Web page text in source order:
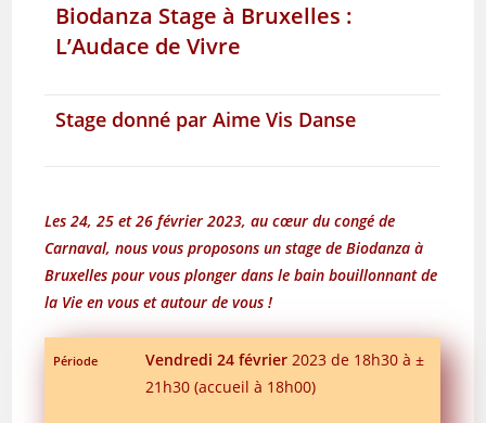
Biodanza Stage à Bruxelles :
L’Audace de Vivre
Stage donné par Aime Vis Danse
Les 24, 25 et 26 février 2023, au cœur du congé de
Carnaval, nous vous proposons un stage de Biodanza à
Bruxelles pour vous plonger dans le bain bouillonnant de
la Vie en vous et autour de vous !
Période Vendredi 24 février 2023 de 18h30 à ±
21h30 (accueil à 18h00)